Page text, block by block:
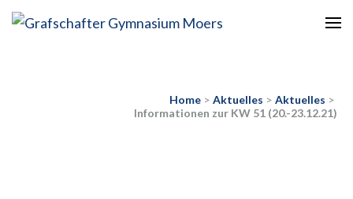
Home > Aktuelles > Aktuelles >
Informationen zur KW 51 (20.-23.12.21)